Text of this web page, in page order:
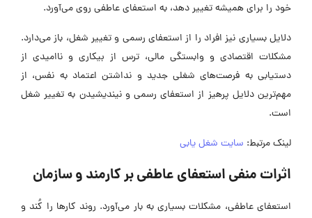
خود را برای همیشه تغییر دهد، به استعفای عاطفی روی می‌آورد.
دلایل بسیاری نیز افراد را از استعفای رسمی و تغییر شغل، باز می‌دارد.
مشکلات اقتصادی و وابستگی‌ مالی، ترس از بیکاری و ناامیدی از
دستیابی به فرصت‌های شغلی جدید و نداشتن اعتماد به نفس، از
مهم‌ترین دلایل پرهیز از استعفای رسمی و نیندیشیدن به تغییر شغل
است.
لینک مرتبط: سایت شغل یابی
اثرات منفی استعفای عاطفی بر کارمند و سازمان
استعفای عاطفی، مشکلات بسیاری به بار می‌آورد. روند کارها را کُند و